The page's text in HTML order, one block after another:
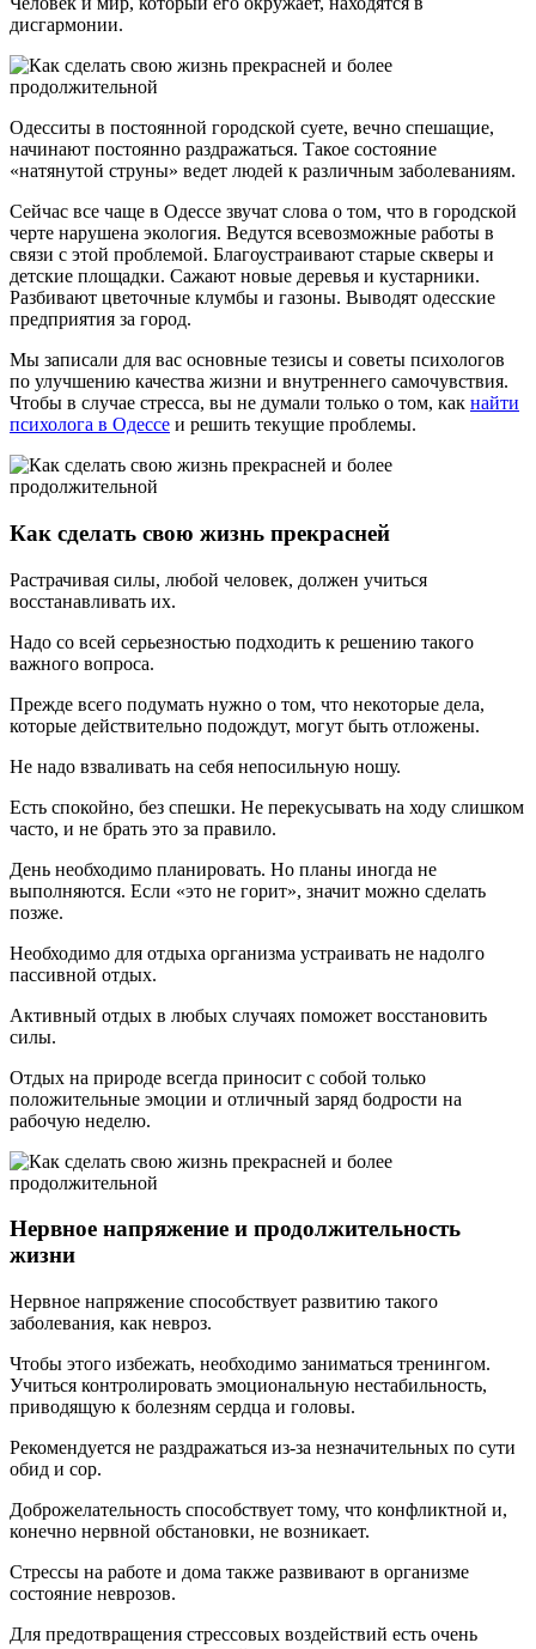
дисгармонии.
Одесситы в постоянной городской суете, вечно спешащие,
начинают постоянно раздражаться. Такое состояние
«натянутой струны» ведет людей к различным заболеваниям.
Сейчас все чаще в Одессе звучат слова о том, что в городской
черте нарушена экология. Ведутся всевозможные работы в
связи с этой проблемой. Благоустраивают старые скверы и
детские площадки. Сажают новые деревья и кустарники.
Разбивают цветочные клумбы и газоны. Выводят одесские
предприятия за город.
Мы записали для вас основные тезисы и советы психологов
по улучшению качества жизни и внутреннего самочувствия.
Чтобы в случае стресса, вы не думали только о том, как найти
психолога в Одессе и решить текущие проблемы.
Как сделать свою жизнь прекрасней
Растрачивая силы, любой человек, должен учиться
восстанавливать их.
Надо со всей серьезностью подходить к решению такого
важного вопроса.
Прежде всего подумать нужно о том, что некоторые дела,
которые действительно подождут, могут быть отложены.
Не надо взваливать на себя непосильную ношу.
Есть спокойно, без спешки. Не перекусывать на ходу слишком
часто, и не брать это за правило.
День необходимо планировать. Но планы иногда не
выполняются. Если «это не горит», значит можно сделать
позже.
Необходимо для отдыха организма устраивать не надолго
пассивной отдых.
Активный отдых в любых случаях поможет восстановить
силы.
Отдых на природе всегда приносит с собой только
положительные эмоции и отличный заряд бодрости на
рабочую неделю.
Нервное напряжение и продолжительность
жизни
Нервное напряжение способствует развитию такого
заболевания, как невроз.
Чтобы этого избежать, необходимо заниматься тренингом.
Учиться контролировать эмоциональную нестабильность,
приводящую к болезням сердца и головы.
Рекомендуется не раздражаться из-за незначительных по сути
обид и сор.
Доброжелательность способствует тому, что конфликтной и,
конечно нервной обстановки, не возникает.
Стрессы на работе и дома также развивают в организме
состояние неврозов.
Для предотвращения стрессовых воздействий есть очень